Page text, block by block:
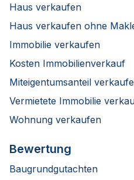
Haus verkaufen
Haus verkaufen ohne
Immobilie verkaufen
Kosten Immobilienverkauf
Miteigentumsanteil
Vermietete Immobilie
Wohnung verkaufen
Bewertung
Baugrundgutachten